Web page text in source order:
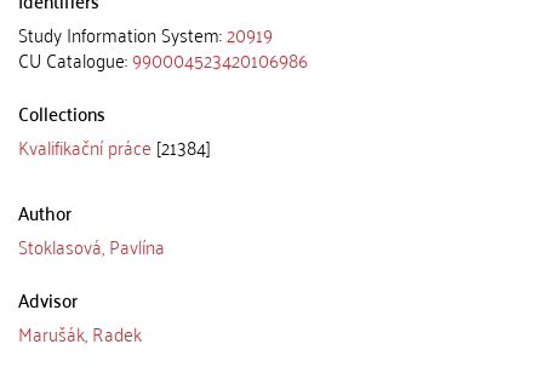
Study Information System:20919
CU Catalogue:990004523420106986
Collections
Kvalifikační práce [21384]
Author
Stoklasová, Pavlína
Advisor
Marušák, Radek